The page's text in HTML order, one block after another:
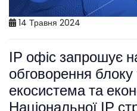
14 Травня 2024
ІР офіс запрошує
обговорення блоку
екосистема та